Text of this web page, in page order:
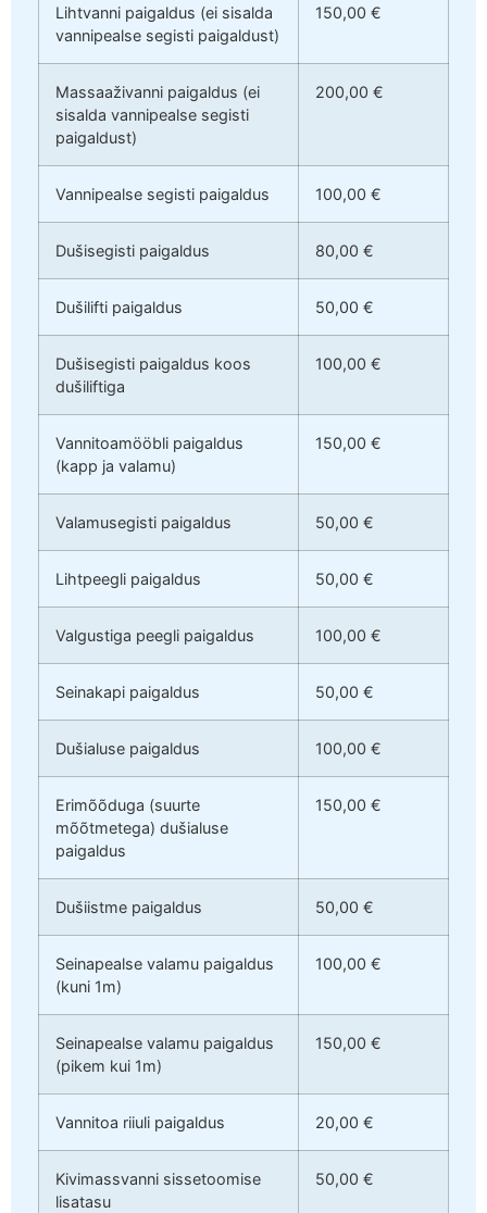
Lihtvanni paigaldus (ei sisalda
vannipealse segisti paigaldust)
150,00 €
Massaaživanni paigaldus (ei
sisalda vannipealse segisti
paigaldust)
200,00 €
Vannipealse segisti paigaldus 100,00 €
Dušisegisti paigaldus 80,00 €
Dušilifti paigaldus 50,00 €
Dušisegisti paigaldus koos
dušiliftiga
100,00 €
Vannitoamööbli paigaldus
(kapp ja valamu)
150,00 €
Valamusegisti paigaldus 50,00 €
Lihtpeegli paigaldus 50,00 €
Valgustiga peegli paigaldus 100,00 €
Seinakapi paigaldus 50,00 €
Dušialuse paigaldus 100,00 €
Erimõõduga (suurte
mõõtmetega) dušialuse
paigaldus
150,00 €
Dušiistme paigaldus 50,00 €
Seinapealse valamu paigaldus
(kuni 1m)
100,00 €
Seinapealse valamu paigaldus
(pikem kui 1m)
150,00 €
Vannitoa riiuli paigaldus 20,00 €
Kivimassvanni sissetoomise
lisatasu
50,00 €